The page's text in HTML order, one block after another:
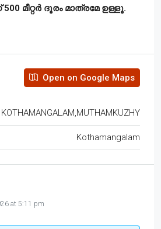
മീറ്റർ ദൂരം മാത്രമേ ഉള്ളൂ.
Open on Google Maps
KOTHAMANGALAM,MUTHAMKUZHY
Kothamangalam
at 5:11 pm